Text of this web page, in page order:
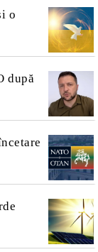
o
după